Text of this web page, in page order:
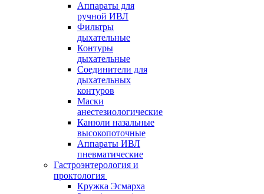
Аппараты для
ручной ИВЛ
Фильтры
дыхательные
Контуры
дыхательные
Соединители для
дыхательных
контуров
Маски
анестезиологические
Канюли назальные
высокопоточные
Аппараты ИВЛ
пневматические
Гастроэнтерология и
проктология
Кружка Эсмарха